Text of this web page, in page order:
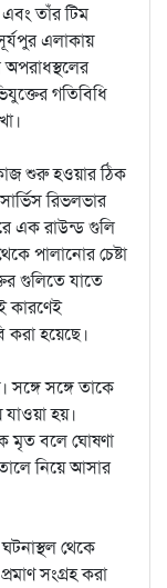
তাঁর টিম
এলাকায়
অপরাধস্থলের
গতিবিধি
কাজ শুরু হওয়ার ঠিক
রিভলভার
এক রাউন্ড গুলি
পালানোর চেষ্টা
গুলিতে যাতে
কারণেই
করা হয়েছে।
সঙ্গে তাকে
হয়।
মৃত বলে ঘোষণা
নিয়ে আসার
থেকে
সংগ্রহ করা